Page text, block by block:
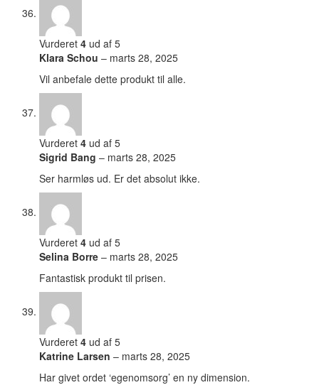
Vurderet 4 ud af 5
Klara Schou – marts 28, 2025
Vil anbefale dette produkt til alle.
Vurderet 4 ud af 5
Sigrid Bang – marts 28, 2025
Ser harmløs ud. Er det absolut ikke.
Vurderet 4 ud af 5
Selina Borre – marts 28, 2025
Fantastisk produkt til prisen.
Vurderet 4 ud af 5
Katrine Larsen – marts 28, 2025
Har givet ordet ‘egenomsorg’ en ny dimension.